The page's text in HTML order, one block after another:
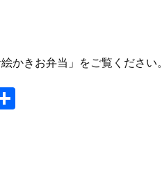
かきお弁当」をご覧ください。